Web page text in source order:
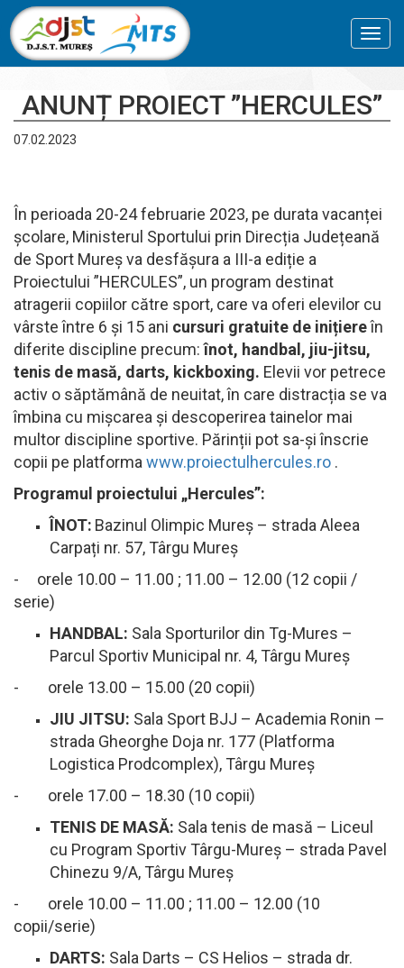
ANUNȚ PROIECT ”HERCULES”
07.02.2023
În perioada 20-24 februarie 2023, pe durata vacanței
școlare, Ministerul Sportului prin Direcția Județeană
de Sport Mureș va desfășura a III-a ediție a
Proiectului ”HERCULES”, un program destinat
atragerii copiilor către sport, care va oferi elevilor cu
vârste între 6 și 15 ani cursuri gratuite de inițiereîn
diferite discipline precum:înot, handbal, jiu-jitsu,
tenis de masă, darts, kickboxing. Elevii vor petrece
activ o săptămână de neuitat, în care distracția se va
îmbina cu mișcarea și descoperirea tainelor mai
multor discipline sportive. Părinții pot sa-și înscrie
copii pe platforma www.proiectulhercules.ro .
Programul proiectului „Hercules”:
ÎNOT: Bazinul Olimpic Mureș – strada Aleea
Carpați nr. 57, Târgu Mureș
- orele 10.00 – 11.00 ; 11.00 – 12.00 (12 copii /
serie)
HANDBAL: Sala Sporturilor din Tg-Mures –
Parcul Sportiv Municipal nr. 4, Târgu Mureș
- orele 13.00 – 15.00 (20 copii)
JIU JITSU: Sala Sport BJJ – Academia Ronin –
strada Gheorghe Doja nr. 177 (Platforma
Logistica Prodcomplex), Târgu Mureș
- orele 17.00 – 18.30 (10 copii)
TENIS DE MASĂ: Sala tenis de masă – Liceul
cu Program Sportiv Târgu-Mureș – strada Pavel
Chinezu 9/A, Târgu Mureș
- orele 10.00 – 11.00 ; 11.00 – 12.00 (10
copii/serie)
DARTS: Sala Darts – CS Helios – strada dr.